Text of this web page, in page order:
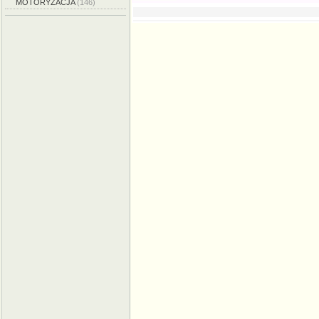
MOTORYZACJA(146)